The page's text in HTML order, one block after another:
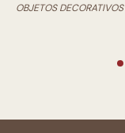
OBJETOS DECORATIVOS